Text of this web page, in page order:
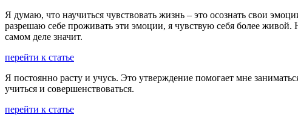
Я думаю, что научиться чувствовать жизнь – это осознать свои
разрешаю себе проживать эти эмоции, я чувствую себя более
самом деле значит.
перейти к статье
Я постоянно расту и учусь. Это утверждение помогает мне
учиться и совершенствоваться.
перейти к статье